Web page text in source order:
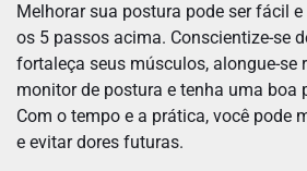
Melhorar sua postura pode ser fácil
os 5 passos acima. Conscientize-se
fortaleça seus músculos, alongue-se
monitor de postura e tenha uma boa
Com o tempo e a prática, você pode
e evitar dores futuras.